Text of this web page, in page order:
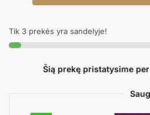
yellow
Tik 3 prekės yra sandelyje!
Šią prekę pristatysime